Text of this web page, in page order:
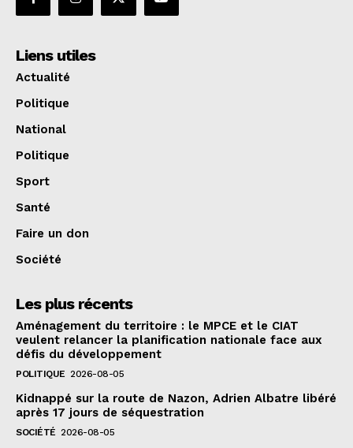
Liens utiles
Actualité
Politique
National
Politique
Sport
Santé
Faire un don
Société
Les plus récents
Aménagement du territoire : le MPCE et le CIAT
veulent relancer la planification nationale face aux
défis du développement
POLITIQUE 2026-08-05
Kidnappé sur la route de Nazon, Adrien Albatre libéré
après 17 jours de séquestration
SOCIÉTÉ 2026-08-05